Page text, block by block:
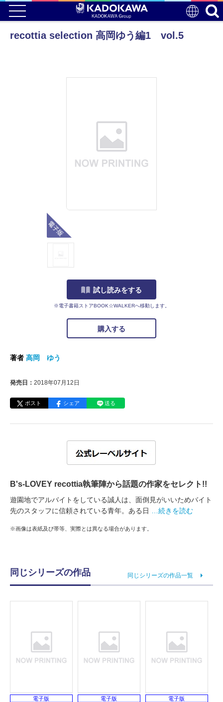
recottia selection 高岡ゆう編1 vol.5
試し読みをする
※電子書籍ストアBOOK☆WALKERへ移動します。
購入する
著者 高岡 ゆう
発売日： 2018年07月12日
ポスト シェア 送る
B's-LOVEY recottia執筆陣から話題の作家をセレクト!!
遊園地でアルバイトをしている誠人は、面倒見がいいためバイト
先のスタッフに信頼されている青年。ある日
…続きを読む
※画像は表紙及び帯等、実際とは異なる場合があります。
同じシリーズの作品 同じシリーズの作品一覧
電子版 電子版 電子版